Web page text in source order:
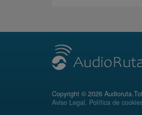
Copyright © 2026
Aviso Legal. Política de